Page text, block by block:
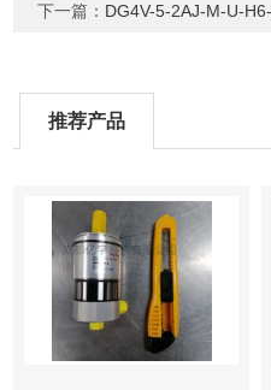
下一篇： DG4V-5-2AJ-M-U-H6-
推荐产品